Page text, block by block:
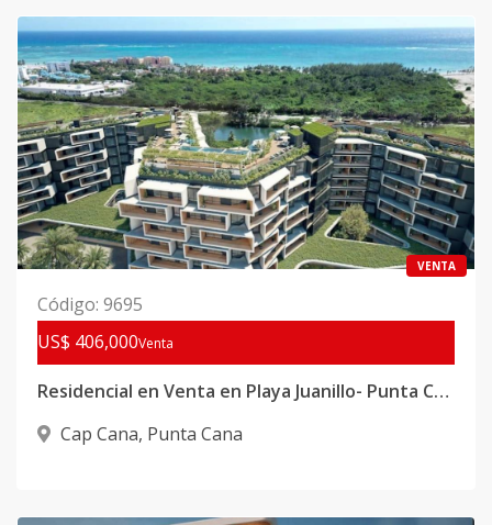
VENTA
Código: 9695
US$ 406,000Venta
Residencial en Venta en Playa Juanillo- Punta Cana
Cap Cana, Punta Cana